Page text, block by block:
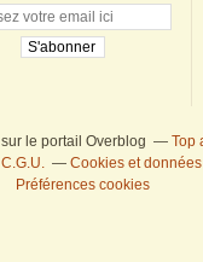
sur le portail Overblog Top
C.G.U.
Cookies et
Préférences cookies